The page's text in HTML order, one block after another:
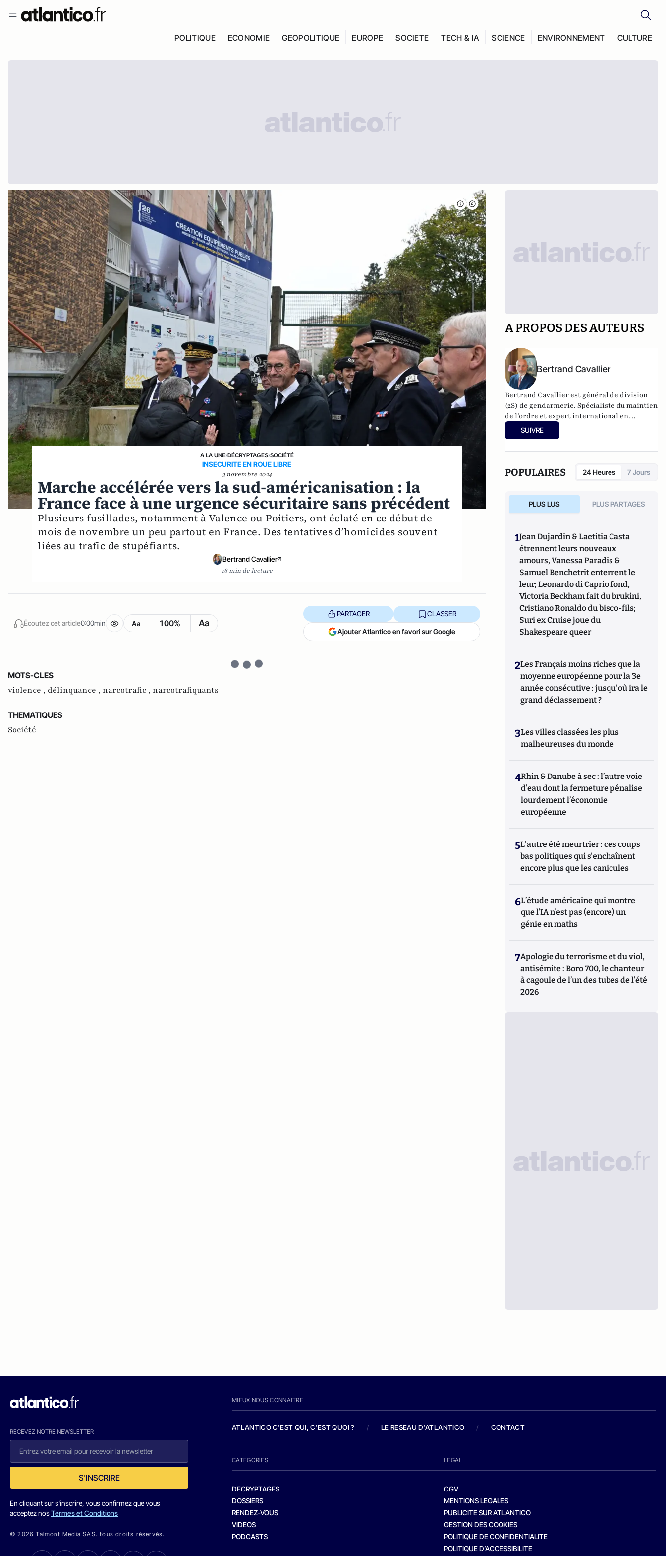
POLITIQUE ECONOMIE GEOPOLITIQUE EUROPE SOCIETE TECH & IA SCIENCE ENVIRONNEMENT CULTURE
A LA UNE›DÉCRYPTAGES›SOCIÉTÉ
INSECURITE EN ROUE LIBRE
3 novembre 2024
Marche accélérée vers la sud-américanisation : la
France face à une urgence sécuritaire sans précédent
Plusieurs fusillades, notamment à Valence ou Poitiers, ont éclaté en ce début de
mois de novembre un peu partout en France. Des tentatives d’homicides souvent
liées au trafic de stupéfiants.
Bertrand Cavallier
16 min de lecture
Écoutez cet article0:00min Aa 100% Aa
PARTAGER CLASSER
Ajouter Atlantico en favori sur Google
MOTS-CLES
violence , délinquance , narcotrafic , narcotrafiquants
THEMATIQUES
Société
A PROPOS DES AUTEURS
Bertrand Cavallier
Bertrand Cavallier est général de division
(2S) de gendarmerie. Spécialiste du maintien
de l’ordre et expert international en
sécurité des Etats, il est notamment
régulièrement engagé en Afrique. Le
d’entraînement des Forces de gendarmerie
de Saint-Astier.
SUIVRE
POPULAIRES 24 Heures 7 Jours
PLUS LUS PLUS PARTAGES
1Jean Dujardin & Laetitia Casta
étrennent leurs nouveaux
amours, Vanessa Paradis &
Samuel Benchetrit enterrent le
leur; Leonardo di Caprio fond,
Victoria Beckham fait du brukini,
Cristiano Ronaldo du bisco-fils;
Suri ex Cruise joue du
Shakespeare queer
2Les Français moins riches que la
moyenne européenne pour la 3e
année consécutive : jusqu'où ira le
grand déclassement ?
3Les villes classées les plus
malheureuses du monde
4Rhin & Danube à sec : l’autre voie
d’eau dont la fermeture pénalise
lourdement l’économie
européenne
5L'autre été meurtrier : ces coups
bas politiques qui s'enchaînent
encore plus que les canicules
6L’étude américaine qui montre
que l’IA n’est pas (encore) un
génie en maths
7Apologie du terrorisme et du viol,
antisémite : Boro 700, le chanteur
à cagoule de l’un des tubes de l’été
2026
RECEVEZ NOTRE NEWSLETTER
S'INSCRIRE
En cliquant sur s'inscrire, vous confirmez que vous
acceptez nosTermes et Conditions
© 2026 Talmont Media SAS. tous droits réservés.
MIEUX NOUS CONNAITRE
ATLANTICO C'EST QUI, C'EST QUOI ? / LE RESEAU D'ATLANTICO / CONTACT
CATEGORIES
DECRYPTAGES
DOSSIERS
RENDEZ-VOUS
VIDEOS
PODCASTS
LEGAL
CGV
MENTIONS LEGALES
PUBLICITE SUR ATLANTICO
GESTION DES COOKIES
POLITIQUE DE CONFIDENTIALITE
POLITIQUE D’ACCESSIBILITE